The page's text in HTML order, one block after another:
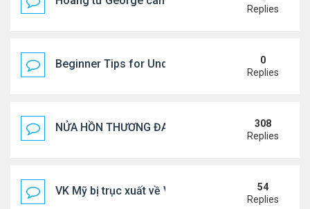
Replies
Beginner Tips for Understanding Diablo 4 Items
0
Replies
NỬA HỒN THƯƠNG ĐAU..
308
Replies
VK Mỹ bị trục xuất về VN sống ra sao
54
Replies